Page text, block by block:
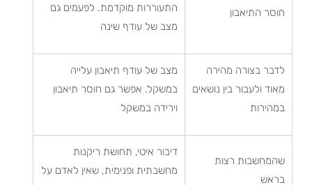
חוסר התיאבון
התעוררות מוקדמת. לפעמים גם
מצב של עודף שינה
לדבר בצורה מהירה
מאוד ולעבור בין נושאים
במהירות
מצב של עודף תיאבון עלייה
במשקל. אפשר גם חוסר תיאבון
וירידה במשקל
שהמחשבות רצות
בראש
דיבור איטי, תחושת ריקנות
מחשבתית ופנימית, שאין לאדם על